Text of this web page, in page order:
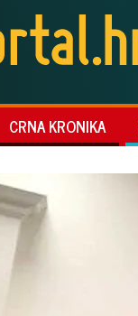
CRNA KRONIKA